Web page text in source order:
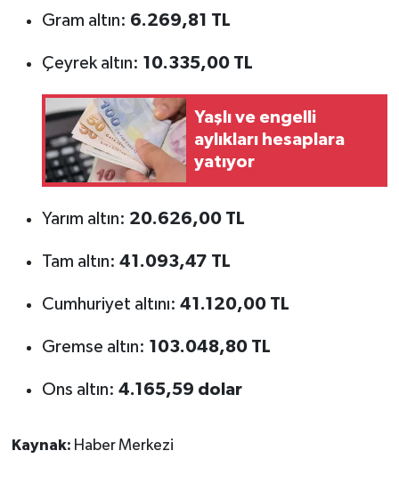
Gram altın: 6.269,81 TL
Çeyrek altın: 10.335,00 TL
Yaşlı ve engelli
aylıkları hesaplara
yatıyor
Yarım altın: 20.626,00 TL
Tam altın: 41.093,47 TL
Cumhuriyet altını: 41.120,00 TL
Gremse altın: 103.048,80 TL
Ons altın: 4.165,59 dolar
Kaynak: Haber Merkezi